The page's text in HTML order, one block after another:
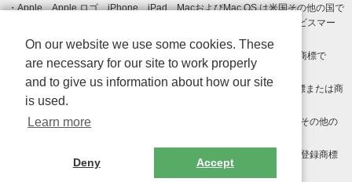
Apple、Apple ロゴ、iPhone、iPad、MacおよびMac OS は米国その他の国で
登録された Apple Inc. の商標です。App Store は Apple Inc. のサービスマー
クです。
Android、Google Play および Google Play ロゴ は Google LLC の商標で
す。
Windows は Microsoft Inc.の米国およびその他の国における登録商標または商
標です。
Adobe、Adobe Reader、Adobe PDF は、Adobe Inc.の米国およびその他の
その他、記載されている会社名、商品名、ロゴは各社の商標または登録商標
On our website we use some cookies. These
are necessary for our site to work properly
and to give us information about how our site
is used.
Learn more
Deny Accept